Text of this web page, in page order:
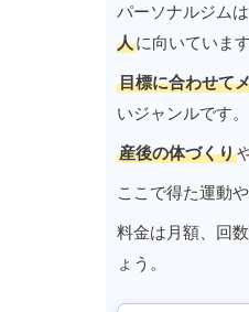
パーソナルジムは
人に向いています
目標に合わせて
いジャンルです。
産後の体づくり
ここで得た運動
料金は月額、回
ょう。